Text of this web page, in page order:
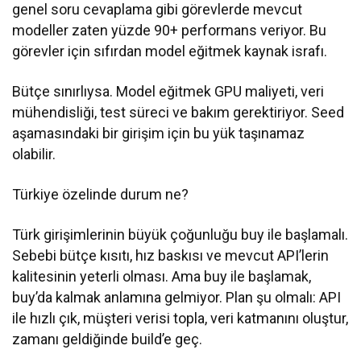
genel soru cevaplama gibi görevlerde mevcut
modeller zaten yüzde 90+ performans veriyor. Bu
görevler için sıfırdan model eğitmek kaynak israfı.
Bütçe sınırlıysa. Model eğitmek GPU maliyeti, veri
mühendisliği, test süreci ve bakım gerektiriyor. Seed
aşamasındaki bir girişim için bu yük taşınamaz
olabilir.
Türkiye özelinde durum ne?
Türk girişimlerinin büyük çoğunluğu buy ile başlamalı.
Sebebi bütçe kısıtı, hız baskısı ve mevcut API’lerin
kalitesinin yeterli olması. Ama buy ile başlamak,
buy’da kalmak anlamına gelmiyor. Plan şu olmalı: API
ile hızlı çık, müşteri verisi topla, veri katmanını oluştur,
zamanı geldiğinde build’e geç.